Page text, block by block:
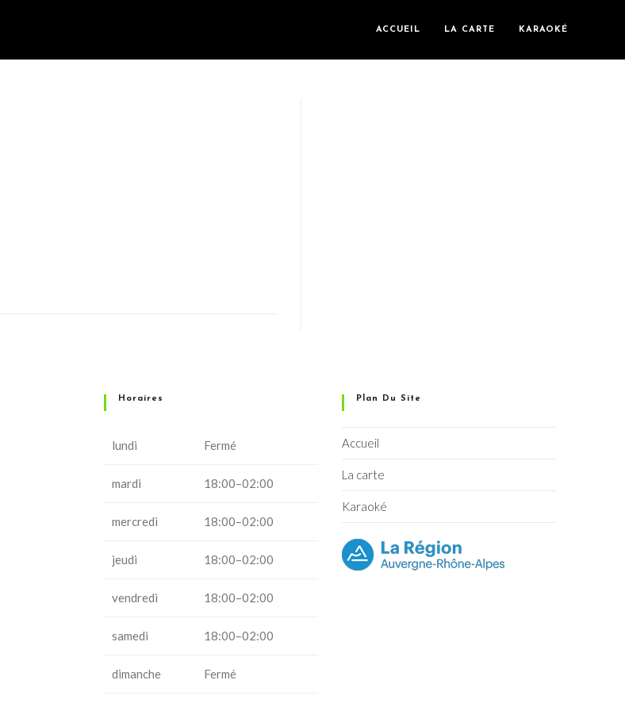
ACCUEIL LA CARTE KARAOKÉ
Horaires
lundi Fermé
mardi 18:00–02:00
mercredi 18:00–02:00
jeudi 18:00–02:00
vendredi 18:00–02:00
samedi 18:00–02:00
dimanche Fermé
Plan Du Site
Accueil
La carte
Karaoké